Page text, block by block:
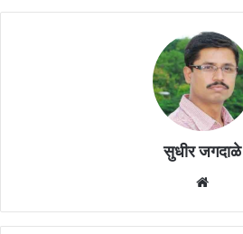
सुधीर जगदाळे